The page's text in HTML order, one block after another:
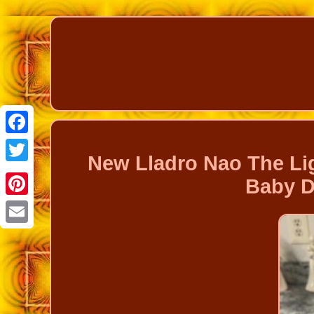
Facebook
Twitter
Pinterest
Email
New Lladro Nao The
Baby